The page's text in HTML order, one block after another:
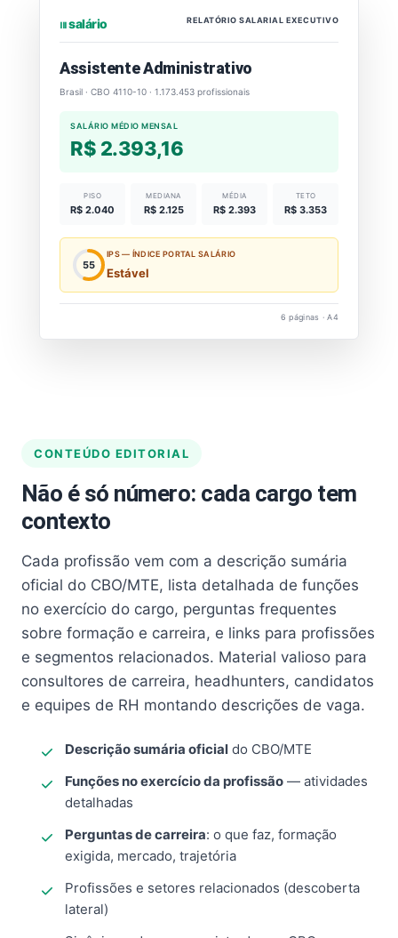
⏐⏐⏐ salário RELATÓRIO SALARIAL EXECUTIVO
Assistente Administrativo
Brasil · CBO 4110-10 · 1.173.453 profissionais
SALÁRIO MÉDIO MENSAL
R$ 2.393,16
PISO
R$ 2.040
MEDIANA
R$ 2.125
MÉDIA
R$ 2.393
TETO
R$ 3.353
55
IPS — ÍNDICE PORTAL SALÁRIO
Estável
6 páginas · A4
CONTEÚDO EDITORIAL
Não é só número: cada cargo tem
contexto
Cada profissão vem com a descrição sumária
oficial do CBO/MTE, lista detalhada de funções
no exercício do cargo, perguntas frequentes
sobre formação e carreira, e links para profissões
e segmentos relacionados. Material valioso para
consultores de carreira, headhunters, candidatos
e equipes de RH montando descrições de vaga.
Descrição sumária oficial do CBO/MTE
Funções no exercício da profissão — atividades
detalhadas
Perguntas de carreira: o que faz, formação
exigida, mercado, trajetória
Profissões e setores relacionados (descoberta
lateral)